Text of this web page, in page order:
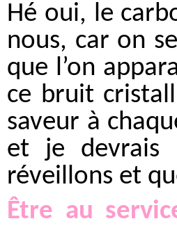
Hé oui, le
nous, car on
que l’on
ce bruit
saveur à
et je devrais
réveillons et
Être au